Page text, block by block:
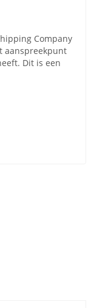
Company
aanspreekpunt
Dit is een